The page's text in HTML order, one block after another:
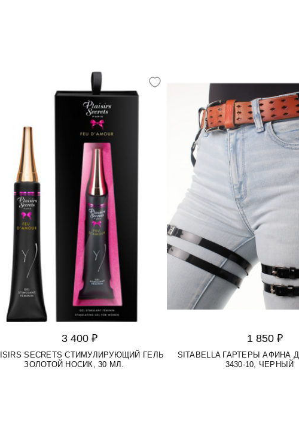
3 400 ₽
SECRETS СТИМУЛИРУЮЩИЙ ГЕЛЬ
ЗОЛОТОЙ НОСИК, 30 МЛ.
1 850 ₽
SITABELLA ГАРТЕРЫ АФИНА
3430-10, ЧЕРНЫЙ